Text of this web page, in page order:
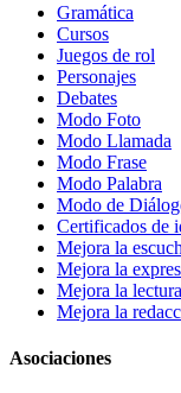
Gramática
Cursos
Juegos de rol
Personajes
Debates
Modo Foto
Modo Llamada
Modo Frase
Modo Palabra
Modo de
Certificados de
Mejora la
Mejora la
Mejora la lectura
Mejora la
Asociaciones